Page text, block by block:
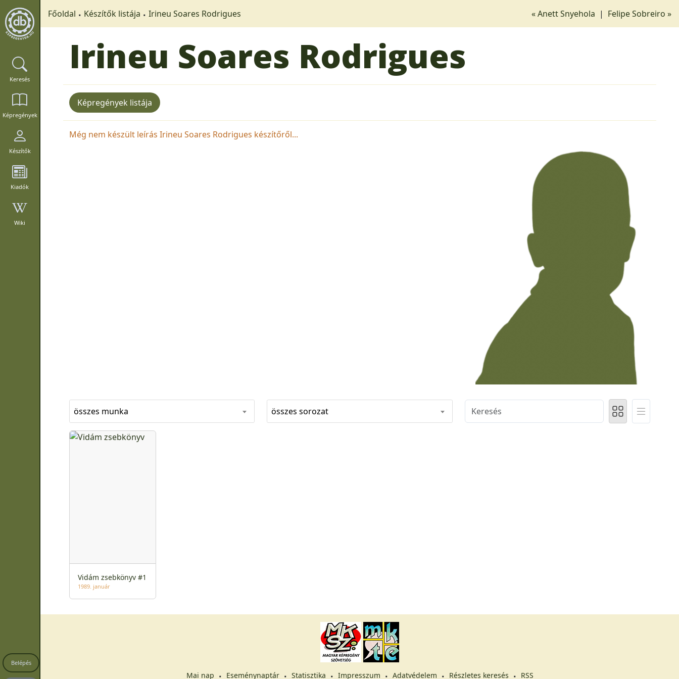
Keresés
Képregények
Készítők
Kiadók
Wiki
Belépés
Főoldal Készítők listája Irineu Soares Rodrigues « Anett Snyehola | Felipe Sobreiro »
Irineu Soares Rodrigues
Képregények listája
Még nem készült leírás Irineu Soares Rodrigues készítőről...
összes munka összes sorozat
Vidám zsebkönyv #1
1989. január
Mai nap Eseménynaptár Statisztika Impresszum Adatvédelem Részletes keresés RSS